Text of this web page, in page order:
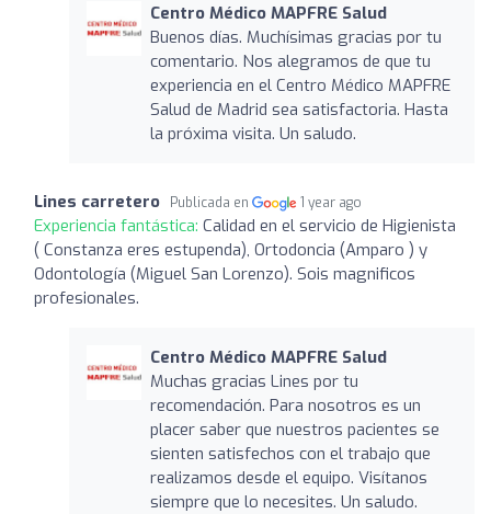
Centro Médico MAPFRE Salud
Buenos días. Muchísimas gracias por tu
comentario. Nos alegramos de que tu
experiencia en el Centro Médico MAPFRE
Salud de Madrid sea satisfactoria. Hasta
la próxima visita. Un saludo.
Lines carretero Publicada en 1 year ago
Experiencia fantástica: Calidad en el servicio de Higienista
( Constanza eres estupenda), Ortodoncia (Amparo ) y
Odontología (Miguel San Lorenzo). Sois magnificos
profesionales.
Centro Médico MAPFRE Salud
Muchas gracias Lines por tu
recomendación. Para nosotros es un
placer saber que nuestros pacientes se
sienten satisfechos con el trabajo que
realizamos desde el equipo. Visítanos
siempre que lo necesites. Un saludo.